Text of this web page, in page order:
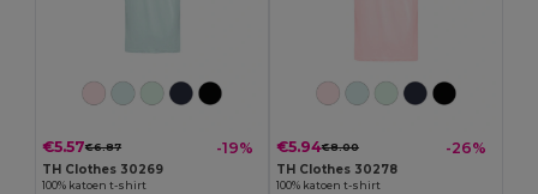
€5.57€6.87 -19%
TH Clothes 30269
100% katoen t-shirt
€5.94€8.00 -26%
TH Clothes 30278
100% katoen t-shirt